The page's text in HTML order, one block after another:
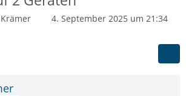
4. September 2025 um 21:34